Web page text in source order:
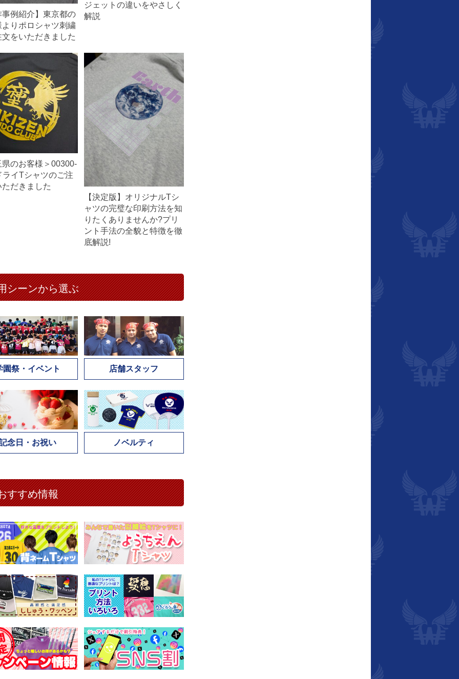
事例紹介】東京都の
よりポロシャツ刺繍
文をいただきました
ジェットの違いをやさしく
解説
県のお客様＞00300-
ライTシャツのご注
ただきました
【決定版】オリジナルTシ
ャツの完璧な印刷方法を知
りたくありませんか?プリ
ント手法の全貌と特徴を徹
底解説!
シーンから選ぶ
園祭・イベント 店舗スタッフ
念日・お祝い ノベルティ
すすめ情報